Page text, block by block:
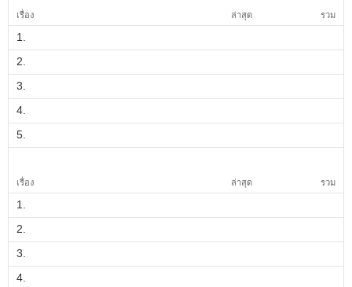
เรื่อง ล่าสุด รวม
1.
2.
3.
4.
5.
เรื่อง ล่าสุด รวม
1.
2.
3.
4.